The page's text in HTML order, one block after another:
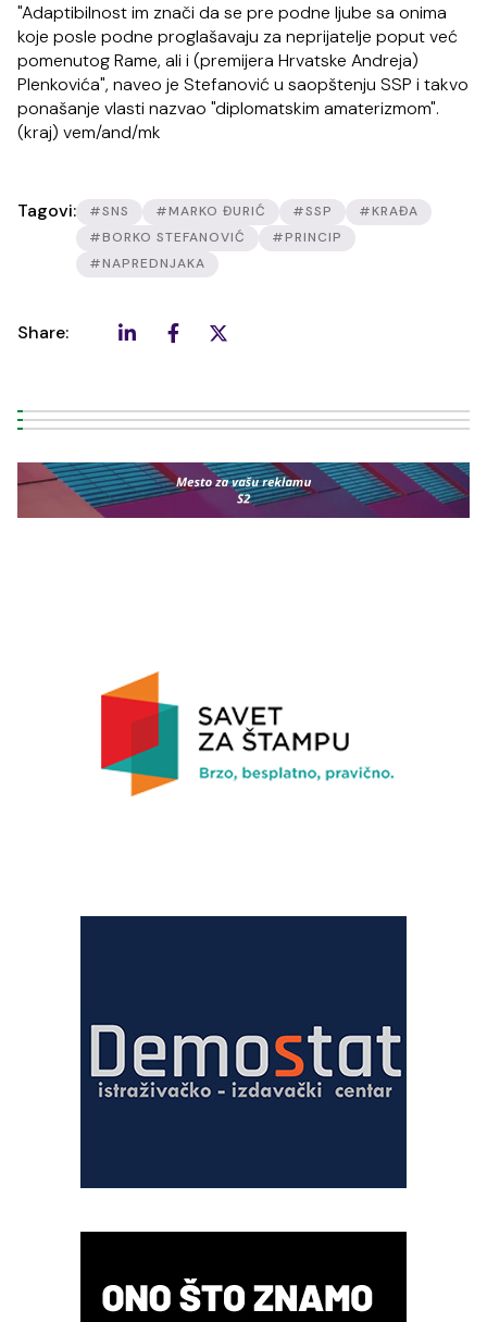
"Adaptibilnost im znači da se pre podne ljube sa onima
koje posle podne proglašavaju za neprijatelje poput već
pomenutog Rame, ali i (premijera Hrvatske Andreja)
Plenkovića", naveo je Stefanović u saopštenju SSP i takvo
ponašanje vlasti nazvao "diplomatskim amaterizmom".
(kraj) vem/and/mk
Tagovi: #SNS #MARKO ĐURIĆ #SSP
#KRAĐA
#BORKO STEFANOVIĆ
#PRINCIP
#NAPREDNJAKA
Share: